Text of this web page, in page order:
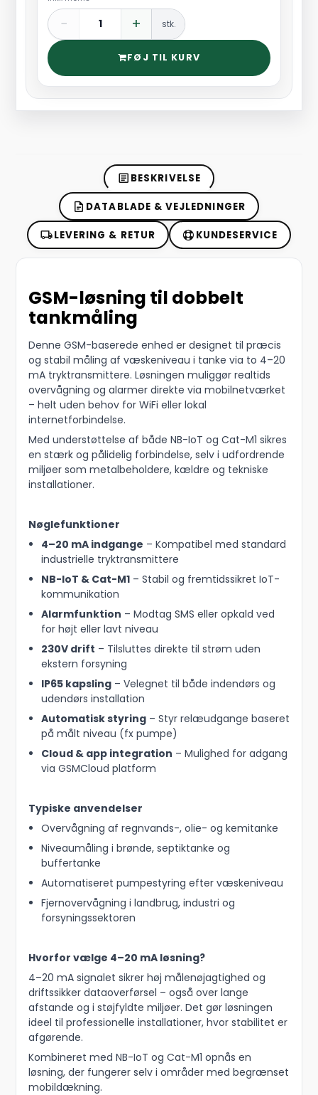
− + stk.
FØJ TIL KURV
BESKRIVELSE
DATABLADE & VEJLEDNINGER
LEVERING & RETUR KUNDESERVICE
GSM-løsning til dobbelt
tankmåling
Denne GSM-baserede enhed er designet til præcis
og stabil måling af væskeniveau i tanke via to 4–20
mA tryktransmittere. Løsningen muliggør realtids
overvågning og alarmer direkte via mobilnetværket
– helt uden behov for WiFi eller lokal
internetforbindelse.
Med understøttelse af både NB-IoT og Cat-M1 sikres
en stærk og pålidelig forbindelse, selv i udfordrende
miljøer som metalbeholdere, kældre og tekniske
installationer.
Nøglefunktioner
4–20 mA indgange – Kompatibel med standard
industrielle tryktransmittere
NB-IoT & Cat-M1– Stabil og fremtidssikret IoT-
kommunikation
Alarmfunktion – Modtag SMS eller opkald ved
for højt eller lavt niveau
230V drift – Tilsluttes direkte til strøm uden
ekstern forsyning
IP65 kapsling– Velegnet til både indendørs og
udendørs installation
Automatisk styring– Styr relæudgange baseret
på målt niveau (fx pumpe)
Cloud & app integration – Mulighed for adgang
via GSMCloud platform
Typiske anvendelser
Overvågning af regnvands-, olie- og kemitanke
Niveaumåling i brønde, septiktanke og
buffertanke
Automatiseret pumpestyring efter væskeniveau
Fjernovervågning i landbrug, industri og
forsyningssektoren
Hvorfor vælge 4–20 mA løsning?
4–20 mA signalet sikrer høj målenøjagtighed og
driftssikker dataoverførsel – også over lange
afstande og i støjfyldte miljøer. Det gør løsningen
ideel til professionelle installationer, hvor stabilitet er
afgørende.
Kombineret med NB-IoT og Cat-M1 opnås en
løsning, der fungerer selv i områder med begrænset
mobildækning.